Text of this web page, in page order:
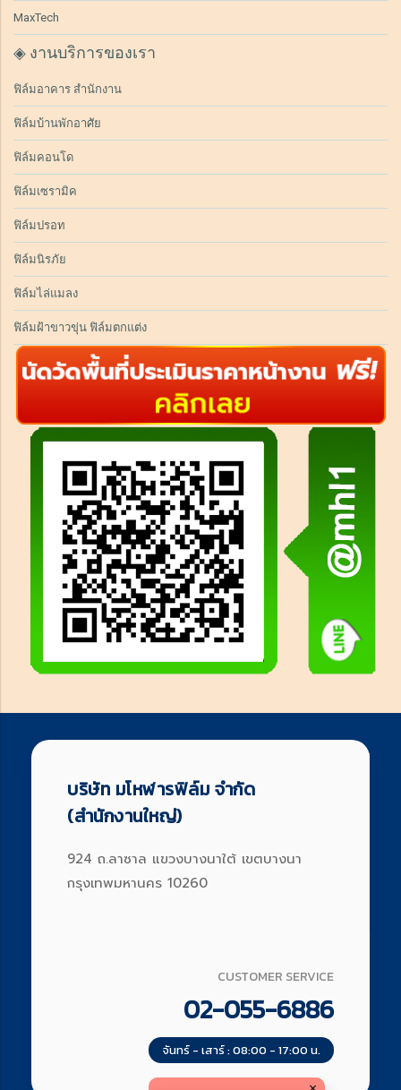
MaxTech
◈ งานบริการของเรา
ฟิล์มอาคาร สำนักงาน
ฟิล์มบ้านพักอาศัย
ฟิล์มคอนโด
ฟิล์มเซรามิค
ฟิล์มปรอท
ฟิล์มนิรภัย
ฟิล์มไล่แมลง
ฟิล์มฝ้าขาวขุ่น ฟิล์มตกแต่ง
บริษัท มโหฬารฟิล์ม จำกัด
(สำนักงานใหญ่)
924 ถ.ลาซาล แขวงบางนาใต้ เขตบางนา
กรุงเทพมหานคร 10260
CUSTOMER SERVICE
02-055-6886
จันทร์ - เสาร์ : 08:00 - 17:00 น.